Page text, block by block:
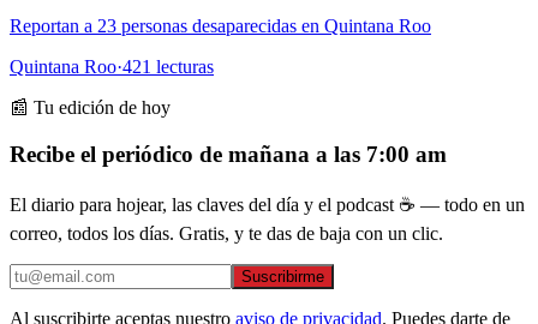
Reportan a 23 personas desaparecidas en Quintana Roo
Quintana Roo·421 lecturas
📰 Tu edición de hoy
Recibe el periódico de mañana a las 7:00 am
El diario para hojear, las claves del día y el podcast ☕ — todo en un
correo, todos los días. Gratis, y te das de baja con un clic.
Suscribirme
Al suscribirte aceptas nuestro aviso de privacidad. Puedes darte de